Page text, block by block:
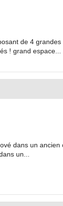
de 4
! grand espace...
dans un
un...